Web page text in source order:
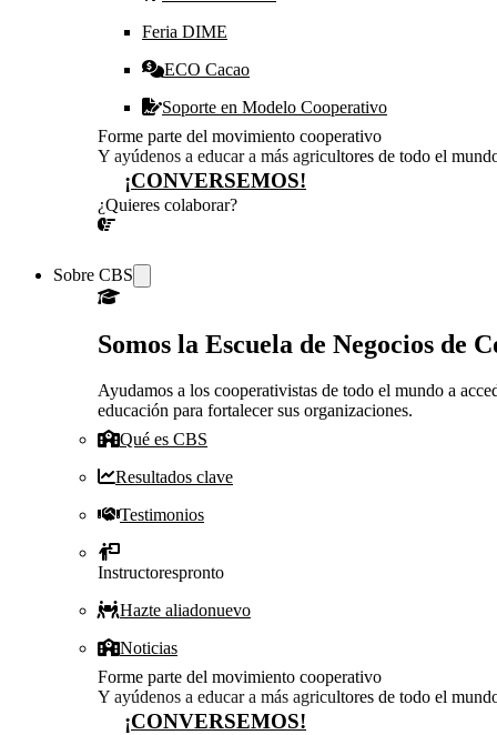
Feria DIME
ECO Cacao
Soporte en Modelo Cooperativo
Forme parte del movimiento cooperativo
Y ayúdenos a educar a más agricultores de todo el
¡CONVERSEMOS!
¿Quieres colaborar?
Sobre CBS
Somos la Escuela de Negocios de
Ayudamos a los cooperativistas de todo el mundo a
educación para fortalecer sus organizaciones.
Qué es CBS
Resultados clave
Testimonios
Instructorespronto
Hazte aliadonuevo
Noticias
Forme parte del movimiento cooperativo
Y ayúdenos a educar a más agricultores de todo el
¡CONVERSEMOS!